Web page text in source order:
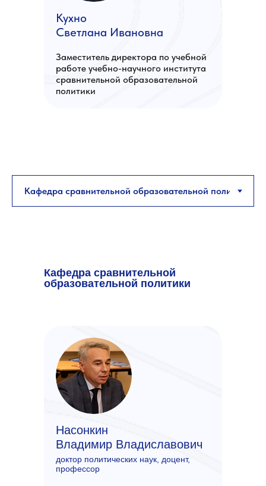
Кухно
Светлана Ивановна
Заместитель директора по учебной
работе учебно-научного института
сравнительной образовательной
политики
Кафедра сравнительной
образовательной политики
Насонкин
Владимир Владиславович
доктор политических наук, доцент,
профессор